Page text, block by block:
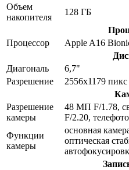
Объем
накопителя
128 ГБ
Процессор
Apple A16
Диагональ
6,7"
Разрешение
2556x1179 пикс
Разрешение
камеры
48 МП F/1.78,
F/2.20,
Функции
камеры
основная
оптическая